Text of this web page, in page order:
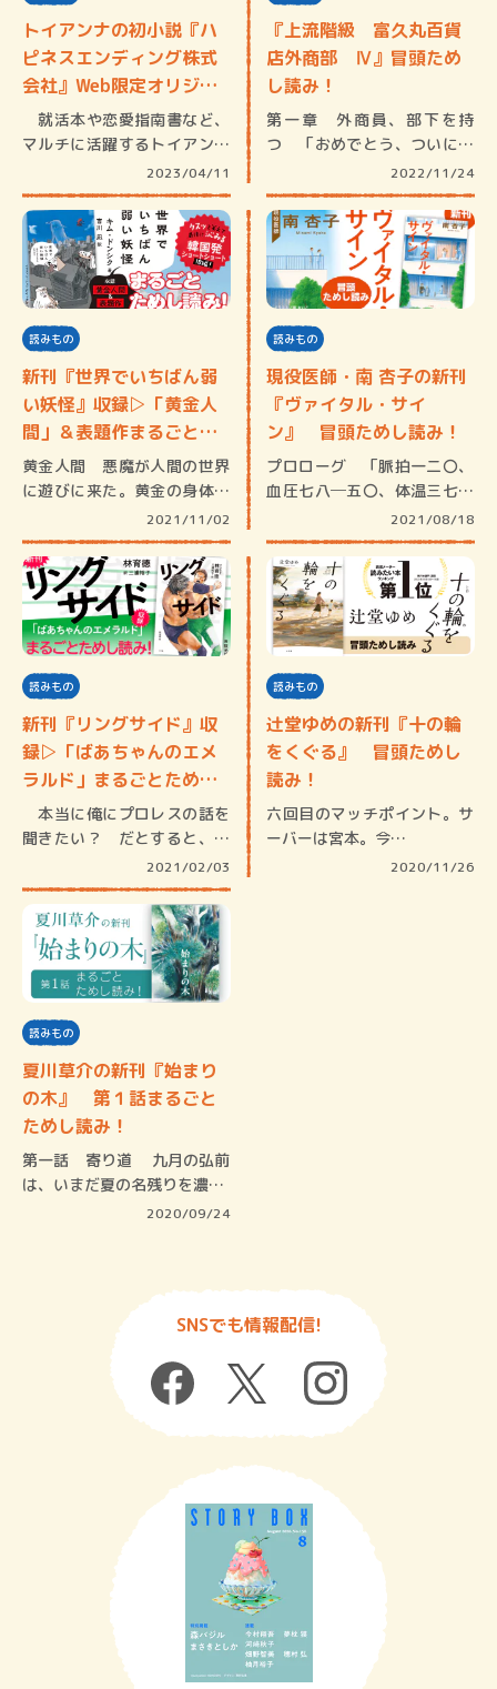
トイアンナの初小説『ハ
ピネスエンディング株式
会社』Web限定オリジナ
ル…
就活本や恋愛指南書など、
マルチに活躍するトイアンナ
2023/04/11
『上流階級 富久丸百貨
店外商部 Ⅳ』冒頭ため
し読み！
第一章 外商員、部下を持
つ 「おめでとう、ついに年
2022/11/24
読みもの
新刊『世界でいちばん弱
い妖怪』収録▷「黄金人
間」＆表題作まるごとた
めし…
黄金人間 悪魔が人間の世界
に遊びに来た。黄金の身体を
2021/11/02
読みもの
現役医師・南 杏子の新刊
『ヴァイタル・サイ
ン』 冒頭ためし読み！
プロローグ 「脈拍一二〇、
血圧七八─五〇、体温三七度
2021/08/18
読みもの
新刊『リングサイド』収
録▷「ばあちゃんのエメ
ラルド」まるごとためし
読み…
本当に俺にプロレスの話を
聞きたい？ だとすると、ば
2021/02/03
読みもの
辻堂ゆめの新刊『十の輪
をくぐる』 冒頭ためし
読み！
六回目のマッチポイント。サ
ーバーは宮本。今…
2020/11/26
読みもの
夏川草介の新刊『始まり
の木』 第１話まるごと
ためし読み！
第一話 寄り道 九月の弘前
は、いまだ夏の名残りを濃…
2020/09/24
SNSでも情報配信!